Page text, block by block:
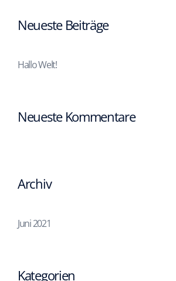
Neueste Beiträge
Hallo Welt!
Neueste Kommentare
Archiv
Juni 2021
Kategorien